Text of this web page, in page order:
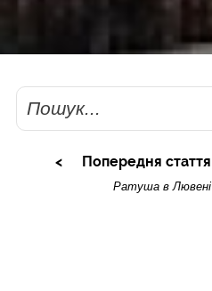
Пошук
Попередня стаття
Ратуша в Лювені